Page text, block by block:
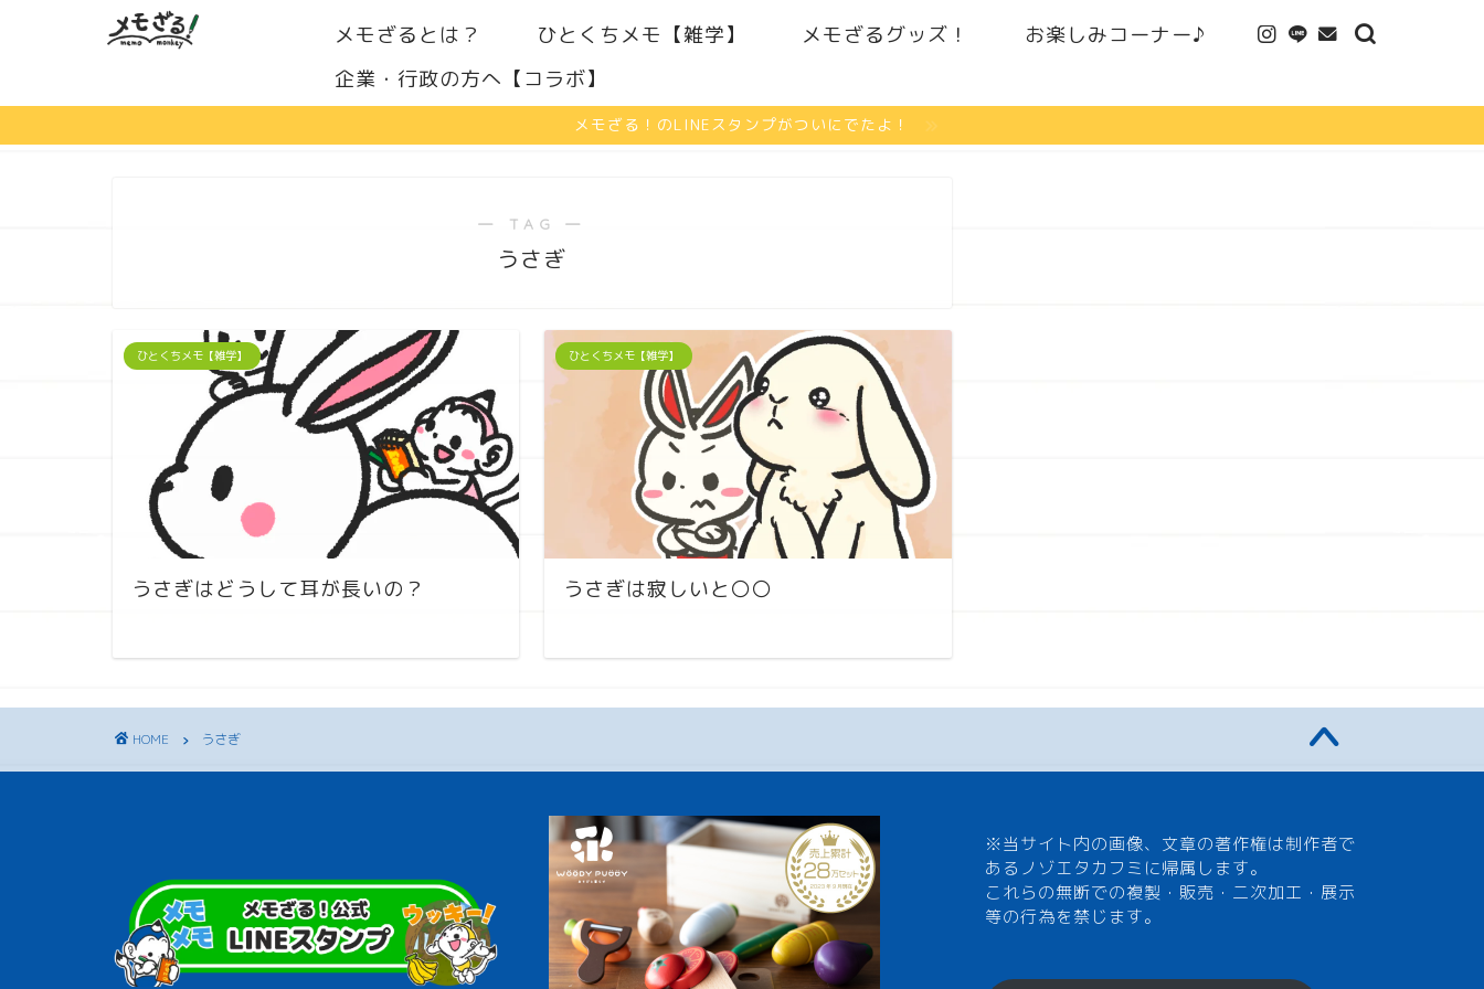
メモざるとは？ ひとくちメモ【雑学】 メモざるグッズ！
お楽しみコーナー♪
企業・行政の方へ【コラボ】
メモざる！のLINEスタンプがついにでたよ！
― TAG ―
うさぎ
ひとくちメモ【雑学】
うさぎはどうして耳が長いの？
ひとくちメモ【雑学】
うさぎは寂しいと〇〇
HOME うさぎ
※当サイト内の画像、文章の著作権は制作者で
あるノゾエタカフミに帰属します。
これらの無断での複製・販売・二次加工・展示
等の行為を禁じます。